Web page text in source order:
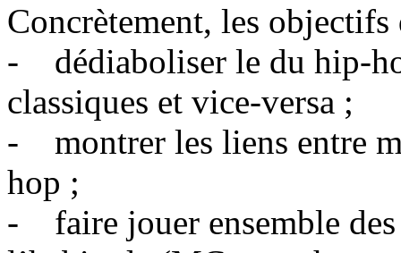
Concrètement, les
- dédiaboliser le du hip-
classiques et vice-versa ;
- montrer les liens entre
hop ;
- faire jouer ensemble des